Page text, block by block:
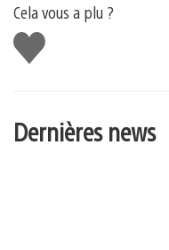
Cela vous a plu ?
J'aime
Dernières news